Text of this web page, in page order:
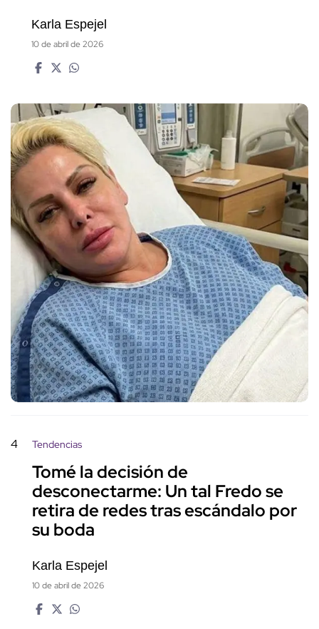
Karla Espejel
10 de abril de 2026
4 Tendencias
Tomé la decisión de
desconectarme: Un tal Fredo se
retira de redes tras escándalo por
su boda
Karla Espejel
10 de abril de 2026